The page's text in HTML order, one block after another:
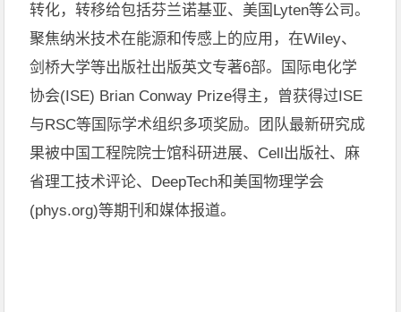
转化，转移给包括芬兰诺基亚、美国 Lyten等公司。
聚焦纳米技术在能源和传感上的应用，在Wiley、
剑桥大学等出版社出版英文专著6部。国际电化学
协会(ISE) Brian Conway Prize得主，曾获得过ISE
与RSC等国际学术组织多项奖励。团队最新研究成
果被中国工程院院士馆科研进展、 Cell出版社、麻
省理工技术评论、 DeepTech和美国物理学会
(phys.org)等期刊和媒体报道。